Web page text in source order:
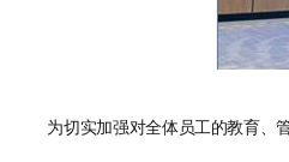
为切实加强对全体员工的教育、